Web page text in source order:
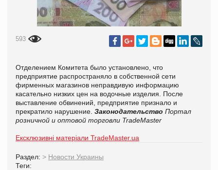
593
Отделением Комитета было установлено, что
предприятие распространяло в собственной сети
фирменных магазинов неправдивую информацию
касательно низких цен на водочные изделия. После
выставление обвинений, предприятие признало и
прекратило нарушение. Законодательство Портал
розничной и оптовой торговли TradeMaster
Ексклюзивні матеріали TradeMaster.ua
Раздел: > Новости Украины
Теги: